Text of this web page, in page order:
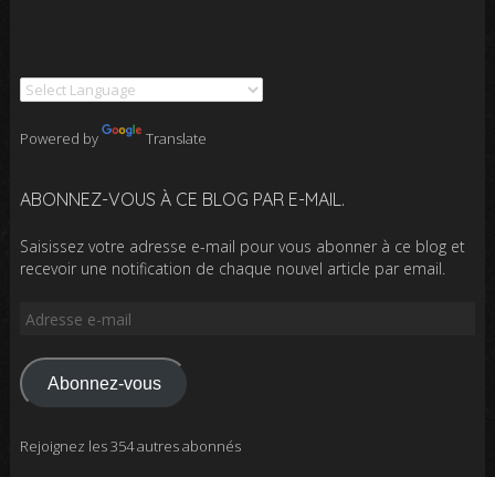
Powered by Translate
ABONNEZ-VOUS À CE BLOG PAR E-MAIL.
Saisissez votre adresse e-mail pour vous abonner à ce blog et
recevoir une notification de chaque nouvel article par email.
Adresse
mail
Abonnez-vous
Rejoignez les 354 autres abonnés